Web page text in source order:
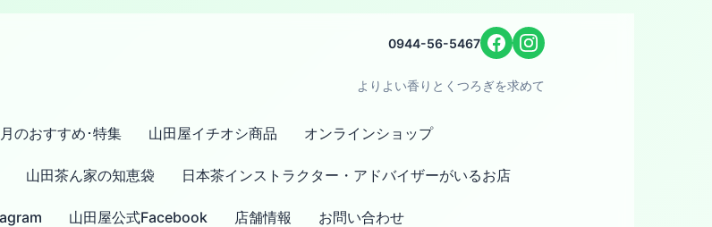
0944-56-5467
よりよい香りとくつろぎを求めて
のおすすめ･特集 山田屋イチオシ商品 オンラインショップ
山田茶ん家の知恵袋 日本茶インストラクター・アドバイザーがいるお店
山田屋公式Facebook 店舗情報 お問い合わせ